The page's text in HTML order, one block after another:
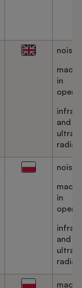
noise
in
and
noise
in
and